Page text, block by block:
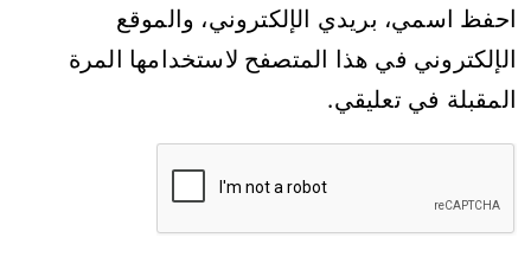
احفظ اسمي، بريدي الإلكتروني، والموقع
الإلكتروني في هذا المتصفح لاستخدامها المرة
المقبلة في تعليقي.